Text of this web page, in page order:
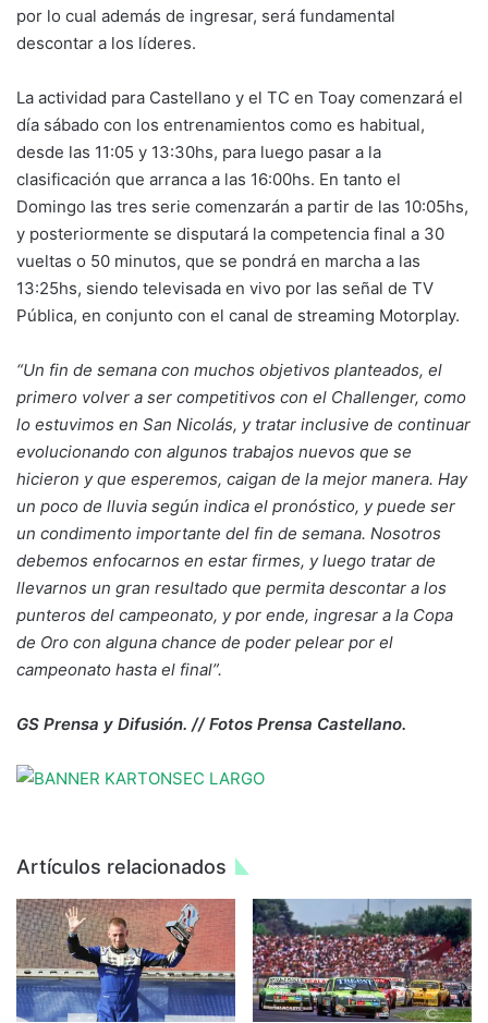
por lo cual además de ingresar, será fundamental
descontar a los líderes.
La actividad para Castellano y el TC en Toay comenzará el
día sábado con los entrenamientos como es habitual,
desde las 11:05 y 13:30hs, para luego pasar a la
clasificación que arranca a las 16:00hs. En tanto el
Domingo las tres serie comenzarán a partir de las 10:05hs,
y posteriormente se disputará la competencia final a 30
vueltas o 50 minutos, que se pondrá en marcha a las
13:25hs, siendo televisada en vivo por las señal de TV
Pública, en conjunto con el canal de streaming Motorplay.
“Un fin de semana con muchos objetivos planteados, el
primero volver a ser competitivos con el Challenger, como
lo estuvimos en San Nicolás, y tratar inclusive de continuar
evolucionando con algunos trabajos nuevos que se
hicieron y que esperemos, caigan de la mejor manera. Hay
un poco de lluvia según indica el pronóstico, y puede ser
un condimento importante del fin de semana. Nosotros
debemos enfocarnos en estar firmes, y luego tratar de
llevarnos un gran resultado que permita descontar a los
punteros del campeonato, y por ende, ingresar a la Copa
de Oro con alguna chance de poder pelear por el
campeonato hasta el final”.
GS Prensa y Difusión. // Fotos Prensa Castellano.
Artículos relacionados